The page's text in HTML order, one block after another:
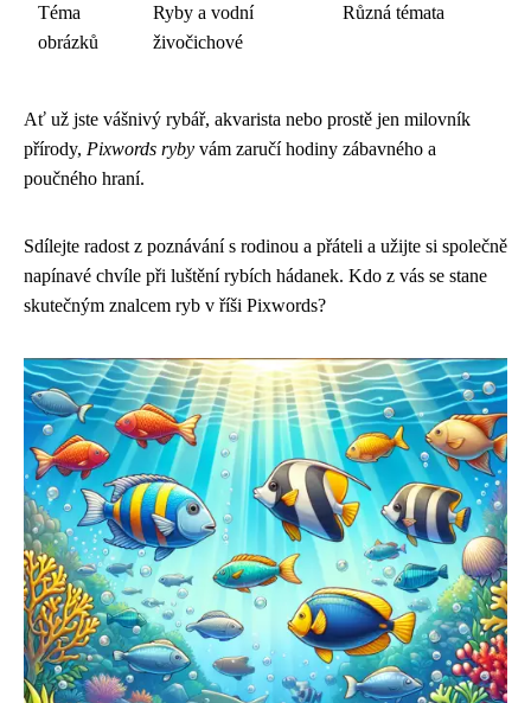
Téma
obrázků
Ryby a vodní
živočichové
Různá témata
Ať už jste vášnivý rybář, akvarista nebo prostě jen milovník
přírody, Pixwords ryby vám zaručí hodiny zábavného a
poučného hraní.
Sdílejte radost z poznávání s rodinou a přáteli a užijte si společně
napínavé chvíle při luštění rybích hádanek. Kdo z vás se stane
skutečným znalcem ryb v říši Pixwords?